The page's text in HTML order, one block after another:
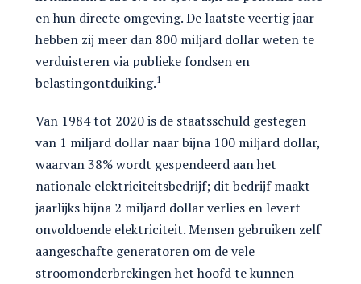
en hun directe omgeving. De laatste veertig jaar
hebben zij meer dan 800 miljard dollar weten te
verduisteren via publieke fondsen en
belastingontduiking.1
Van 1984 tot 2020 is de staatsschuld gestegen
van 1 miljard dollar naar bijna 100 miljard dollar,
waarvan 38% wordt gespendeerd aan het
nationale elektriciteitsbedrijf; dit bedrijf maakt
jaarlijks bijna 2 miljard dollar verlies en levert
onvoldoende elektriciteit. Mensen gebruiken zelf
aangeschafte generatoren om de vele
stroomonderbrekingen het hoofd te kunnen